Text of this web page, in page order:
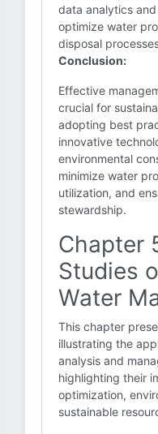
data analytics
optimize water
disposal
Conclusion:
Effective
crucial for
adopting best
innovative
environmental
minimize water
utilization, and
stewardship.
Chapter
Studies
Water
This chapter
illustrating the
analysis and
highlighting their
optimization,
sustainable